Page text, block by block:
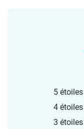
5 étoiles
4 étoiles
3 étoiles